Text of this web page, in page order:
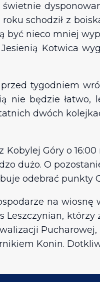
schodził z
być nieco mniej
Kotwica
tygodniem
nie będzie
dwóch
Góry o
dużo. O
odebrać punkty
na
Leszczynian,
Konin.